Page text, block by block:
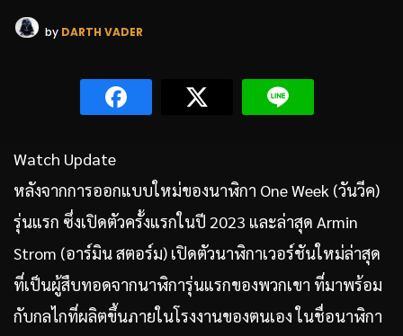
by DARTH VADER
Watch Update
หลังจากการออกแบบใหม่ของนาฬิกา One Week (วันวีค)
รุ่นแรก ซึ่งเปิดตัวครั้งแรกในปี 2023 และล่าสุด Armin
Strom (อาร์มิน สตอร์ม) เปิดตัวนาฬิกาเวอร์ชันใหม่ล่าสุด
ที่เป็นผู้สืบทอดจากนาฬิการุ่นแรกของพวกเขา ที่มาพร้อม
กับกลไกที่ผลิตขึ้นภายในโรงงานของตนเอง ในชื่อนาฬิกา